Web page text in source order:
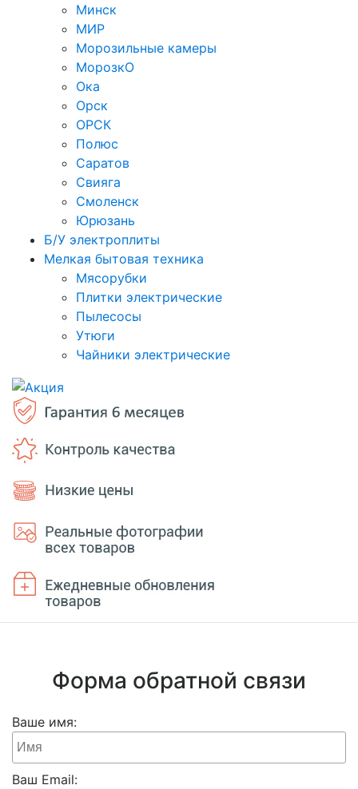
Минск
МИР
Морозильные камеры
МорозкО
Ока
Орск
ОРСК
Полюс
Саратов
Свияга
Смоленск
Юрюзань
Б/У электроплиты
Мелкая бытовая техника
Мясорубки
Плитки электрические
Пылесосы
Утюги
Чайники электрические
Форма обратной связи
Ваше имя:
Ваш Email: